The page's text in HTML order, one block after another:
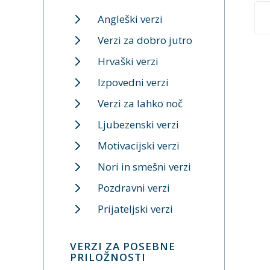
Angleški verzi
Verzi za dobro jutro
Hrvaški verzi
Izpovedni verzi
Verzi za lahko noč
Ljubezenski verzi
Motivacijski verzi
Nori in smešni verzi
Pozdravni verzi
Prijateljski verzi
VERZI ZA POSEBNE
PRILOŽNOSTI